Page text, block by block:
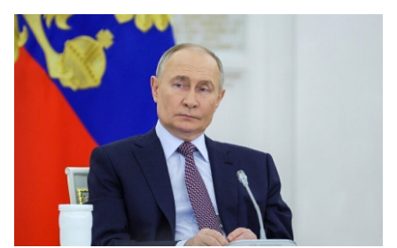
Пресс-
релизы
О
Metro
Спецпроекты
Звезды
Выборы
2026
Скачай
Metro